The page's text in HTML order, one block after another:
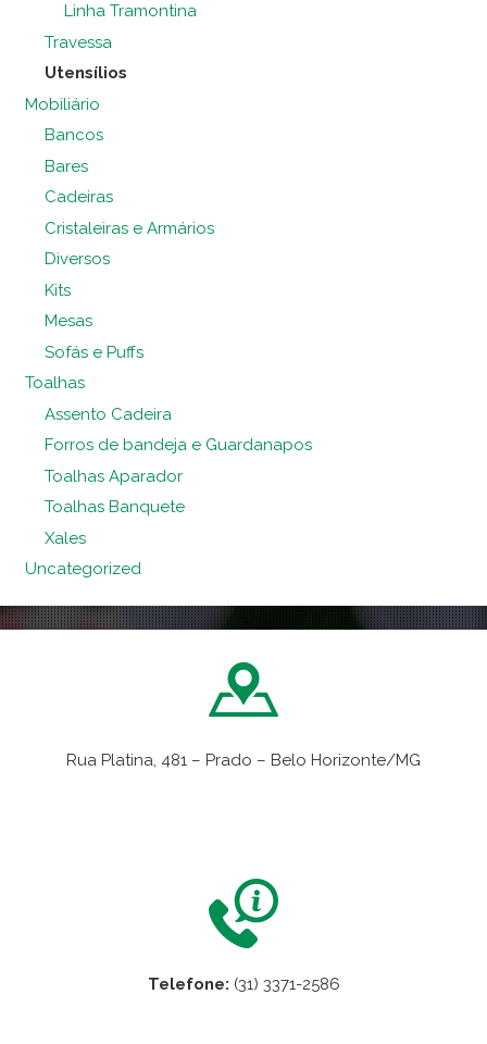
Linha Tramontina
Travessa
Utensílios
Mobiliário
Bancos
Bares
Cadeiras
Cristaleiras e Armários
Diversos
Kits
Mesas
Sofás e Puffs
Toalhas
Assento Cadeira
Forros de bandeja e Guardanapos
Toalhas Aparador
Toalhas Banquete
Xales
Uncategorized
Rua Platina, 481 – Prado – Belo Horizonte/MG
Telefone: (31) 3371-2586